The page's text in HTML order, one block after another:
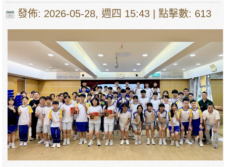
發佈: 2026-05-28, 週四 15:43 | 點擊數: 613